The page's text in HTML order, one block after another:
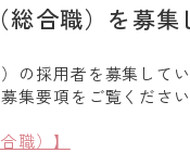
総合職）を募集
の採用者を募集してい
集要項をご覧ください
職）】